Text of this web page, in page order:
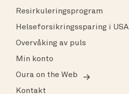
Resirkuleringsprogram
Helseforsikringssparing i USA
Overvåking av puls
Min konto
Oura on the Web
Kontakt